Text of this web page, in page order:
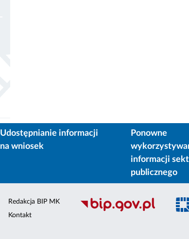
Udostępnianie informacji
na wniosek
Ponowne
informacji
publicznego
Redakcja BIP MK
Kontakt